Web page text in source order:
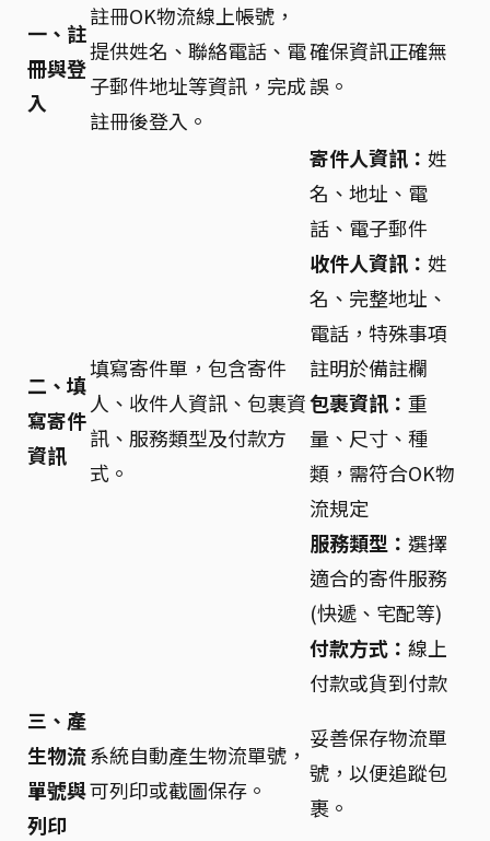
一、註
冊與登
入
註冊OK物流線上帳號，
提供姓名、聯絡電話、電
子郵件地址等資訊，完成
註冊後登入。
確保資訊正確無
誤。
二、填
寫寄件
資訊
填寫寄件單，包含寄件
人、收件人資訊、包裹資
訊、服務類型及付款方
式。
寄件人資訊： 姓
名、地址、電
話、電子郵件
收件人資訊： 姓
名、完整地址、
電話，特殊事項
註明於備註欄
包裹資訊： 重
量、尺寸、種
類，需符合OK物
流規定
服務類型： 選擇
適合的寄件服務
(快遞、宅配等)
付款方式： 線上
付款或貨到付款
三、產
生物流
單號與
列印
系統自動產生物流單號，
可列印或截圖保存。
妥善保存物流單
號，以便追蹤包
裹。